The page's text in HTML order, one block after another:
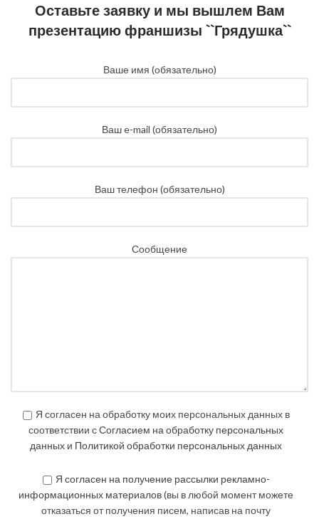
Оставьте заявку и мы вышлем Вам
презентацию франшизы ``Грядушка``
Ваше имя (обязательно)
Ваш e-mail (обязательно)
Ваш телефон (обязательно)
Сообщение
Я согласен на обработку моих персональных данных в
соответствии сСогласием на обработку персональных
данных и Политикой обработки персональных данных
Я согласен на получение рассылки рекламно-
информационных материалов(вы в любой момент можете
отказаться от получения писем, написав на почту